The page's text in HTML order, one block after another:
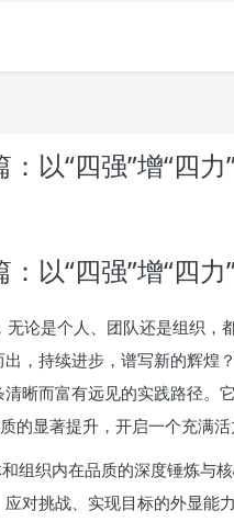
以“四强”增“四
以“四强”增“四
论是个人、团队还是组织，
，持续进步，谱写新的辉煌？
晰而富有远见的实践路径。
的显著提升，开启一个充满活
组织内在品质的深度锤炼与
对挑战、实现目标的外显能